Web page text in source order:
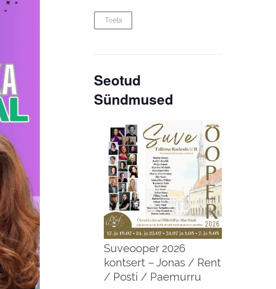
Toeta
Seotud
Sündmused
Suveooper 2026
kontsert – Jonas / Rent
/ Posti / Paemurru